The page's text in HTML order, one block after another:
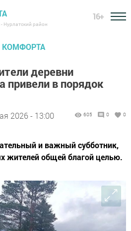
Нурлатский район
16+
КОМФОРТА
деревни
привели в порядок
2026 - 13:00 605 0 0
и важный субботник,
жителей общей благой целью.